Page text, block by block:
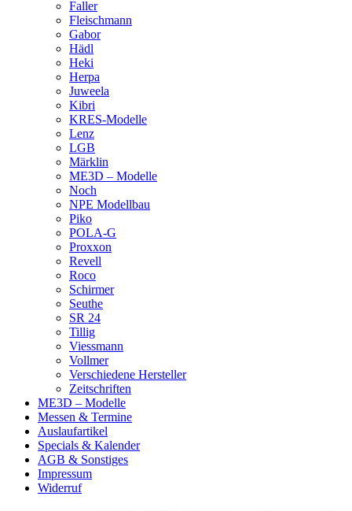
Faller
Fleischmann
Gabor
Hädl
Heki
Herpa
Juweela
Kibri
KRES-Modelle
Lenz
LGB
Märklin
ME3D – Modelle
Noch
NPE Modellbau
Piko
POLA-G
Proxxon
Revell
Roco
Schirmer
Seuthe
SR 24
Tillig
Viessmann
Vollmer
Verschiedene Hersteller
Zeitschriften
ME3D – Modelle
Messen & Termine
Auslaufartikel
Specials & Kalender
AGB & Sonstiges
Impressum
Widerruf